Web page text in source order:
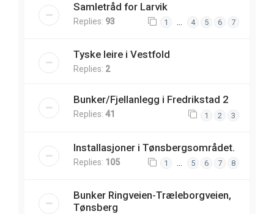
Samletråd for Larvik
Replies: 93 1 … 4 5 6 7
Tyske leire i Vestfold
Replies: 2
Bunker/Fjellanlegg i Fredrikstad 2
Replies: 41 1 2 3
Installasjoner i Tønsbergsområdet.
Replies: 105 1 5 6 7 8
Bunker Ringveien-Træleborgveien,
Tønsberg